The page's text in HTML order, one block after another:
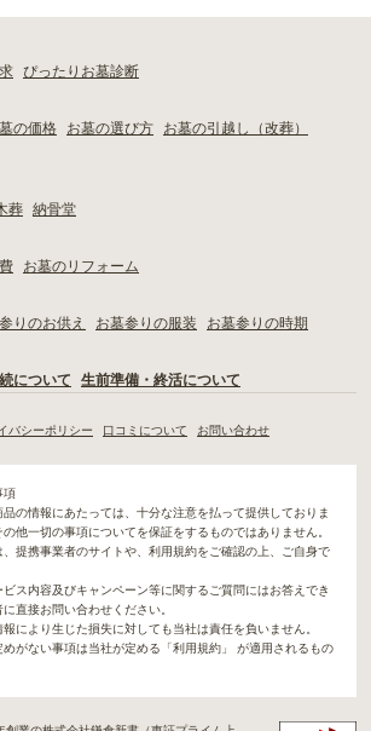
ぴったりお墓診断
の価格 お墓の選び方
お墓の引越し（改葬）
葬 納骨堂
お墓のリフォーム
りのお供え お墓参りの服装
お墓参りの時期
について 生前準備・終活について
バシーポリシー 口コミについて お問い合わせ
項
の情報にあたっては、十分な注意を払って提供しておりま
他一切の事項についてを保証をするものではありません。
、提携事業者のサイトや、利用規約をご確認の上、ご自身で
ス内容及びキャンペーン等に関するご質問にはお答えでき
直接お問い合わせください。
により生じた損失に対しても当社は責任を負いません。
がない事項は当社が定める「利用規約」 が適用されるもの